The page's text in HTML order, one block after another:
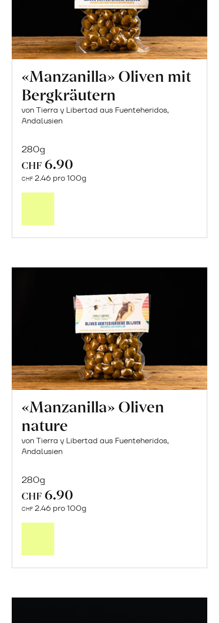
«Manzanilla» Oliven mit
Bergkräutern
von Tierra y Libertad aus Fuenteheridos,
Andalusien
280g
CHF 6.90
CHF 2.46 pro 100g
«Manzanilla» Oliven
nature
von Tierra y Libertad aus Fuenteheridos,
Andalusien
280g
CHF 6.90
CHF 2.46 pro 100g